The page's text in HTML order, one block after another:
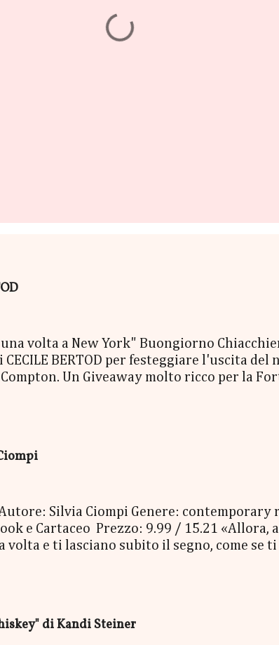
una volta a New York" Buongiorno
di CECILE BERTOD per festeggiare l'uscita
Un Giveaway molto ricco per la
Portachiavi - un Segnalibro - una
Silvia Ciompi Genere: contemporary
e Cartaceo Prezzo: 9.99 / 15.21 «Allora,
volta e ti lasciano subito il segno, come se
è entrato nella vita di Gheghe senza
di risate, di baci e così doloros...
di Kandi Steiner